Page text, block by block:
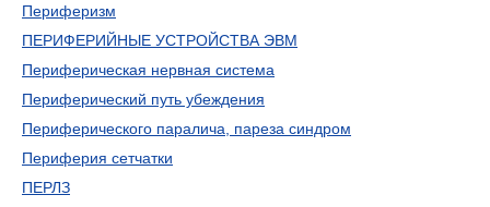
Периферизм
ПЕРИФЕРИЙНЫЕ УСТРОЙСТВА ЭВМ
Периферическая нервная система
Периферический путь убеждения
Периферического паралича, пареза синдром
Периферия сетчатки
ПЕРЛЗ